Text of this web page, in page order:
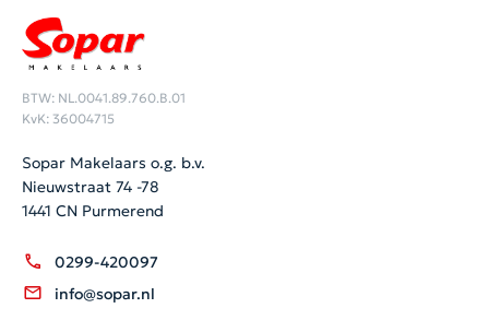
BTW: NL.0041.89.760.B.01
KvK: 36004715
Sopar Makelaars o.g. b.v.
Nieuwstraat 74 -78
1441 CN Purmerend
0299-420097
info@sopar.nl